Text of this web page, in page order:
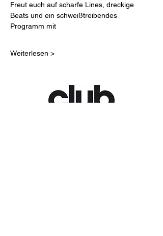
Freut euch auf scharfe Lines, dreckige
Beats und ein schweißtreibendes
Programm mit
Weiterlesen >